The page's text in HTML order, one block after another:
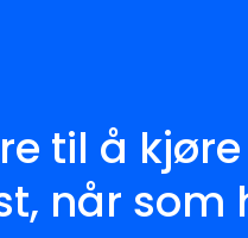
til å
når som